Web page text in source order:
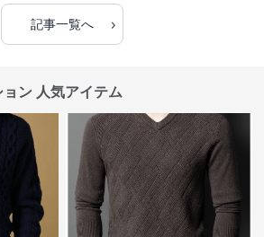
記事一覧へ ›
ン 人気アイテム